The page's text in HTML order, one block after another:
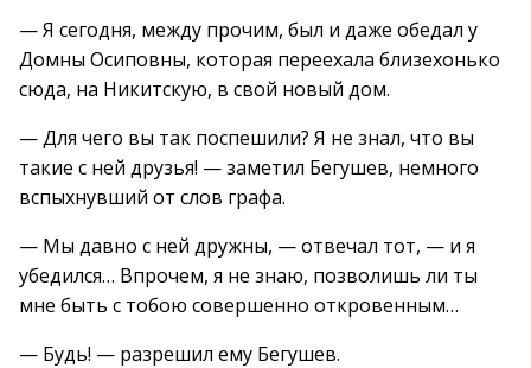
— Я сегодня, между прочим, был и даже обедал у
Домны Осиповны, которая переехала близехонько
сюда, на Никитскую, в свой новый дом.
— Для чего вы так поспешили? Я не знал, что вы
такие с ней друзья! — заметил Бегушев, немного
вспыхнувший от слов графа.
— Мы давно с ней дружны, — отвечал тот, — и я
убедился… Впрочем, я не знаю, позволишь ли ты
мне быть с тобою совершенно откровенным…
— Будь! — разрешил ему Бегушев.